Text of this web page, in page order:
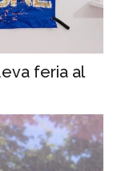
feria al